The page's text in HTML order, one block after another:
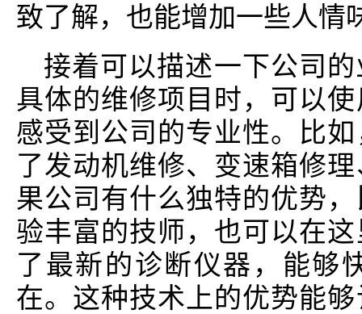
致了解，也能增加一些人情
接着可以描述一下公司
具体的维修项目时，可以
感受到公司的专业性。比
了发动机维修、变速箱修
果公司有什么独特的优势
验丰富的技师，也可以在
了最新的诊断仪器，能够
在。这种技术上的优势能